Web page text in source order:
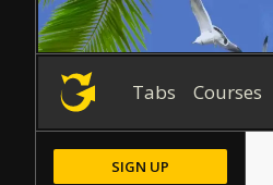
Tabs Courses
SIGN UP